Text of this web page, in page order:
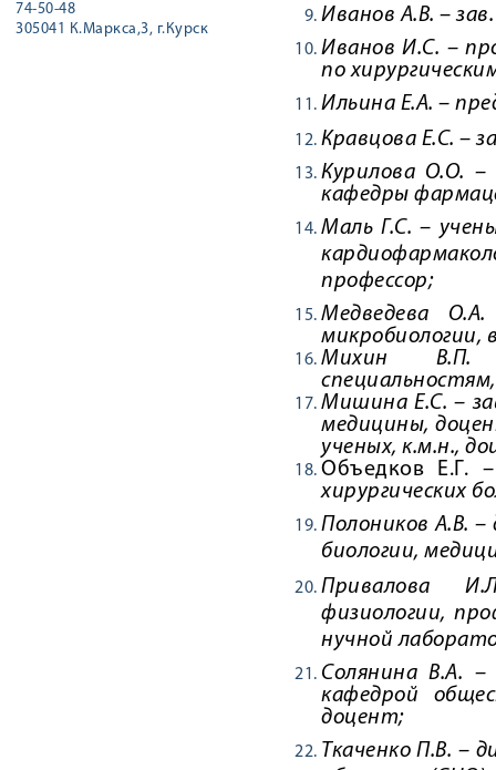
74-50-48
305041 К.Маркса,3, г.Курск
Иванов А.В. –
Иванов И.С. –
по
Ильина Е.А. –
Кравцова Е.С. –
Курилова О.О. –
кафедры
Маль Г.С. –
профессор;
Медведева
микробиологии,
Михин
специальностям
Мишина Е.С. –
медицины,
ученых, к.м.н.,
Объедков Е.Г.
хирургических
Полоников А.В.
биологии,
физиологии,
нучной
Солянина В.А.
кафедрой
доцент;
Ткаченко П.В. –